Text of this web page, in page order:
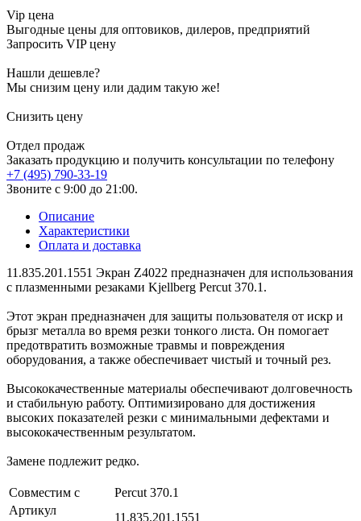
Vip цена
Выгодные цены для оптовиков, дилеров, предприятий
Запросить VIP цену
Нашли дешевле?
Мы снизим цену или дадим такую же!
Снизить цену
Отдел продаж
Заказать продукцию и получить консультации по телефону
+7 (495) 790-33-19
Звоните с 9:00 до 21:00.
Описание
Характеристики
Оплата и доставка
11.835.201.1551 Экран Z4022 предназначен для использования
с плазменными резаками Kjellberg Percut 370.1.
Этот экран предназначен для защиты пользователя от искр и
брызг металла во время резки тонкого листа. Он помогает
предотвратить возможные травмы и повреждения
оборудования, а также обеспечивает чистый и точный рез.
Высококачественные материалы обеспечивают долговечность
и стабильную работу. Оптимизировано для достижения
высоких показателей резки с минимальными дефектами и
высококачественным результатом.
Замене подлежит редко.
Совместим с
Percut 370.1
Артикул
11.835.201.1551